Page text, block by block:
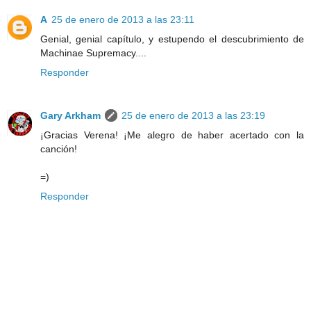
A 25 de enero de 2013 a las 23:11
Genial, genial capítulo, y estupendo el descubrimiento de
Machinae Supremacy....
Responder
Gary Arkham
25 de enero de 2013 a las 23:19
¡Gracias Verena! ¡Me alegro de haber acertado con la
canción!
=)
Responder